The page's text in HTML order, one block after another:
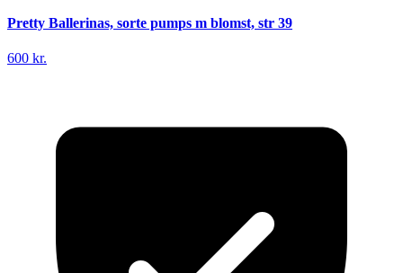
Pretty Ballerinas, sorte pumps m blomst, str 39
600 kr.